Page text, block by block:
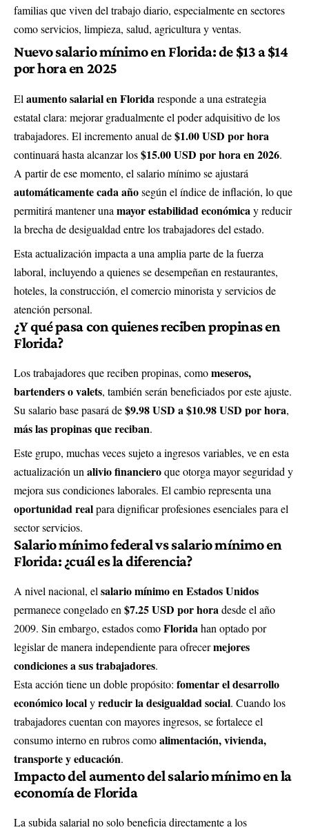
familias que viven del trabajo diario, especialmente en sectores
como servicios, limpieza, salud, agricultura y ventas.
Nuevo salario mínimo en Florida: de $13 a $14
por hora en 2025
El aumento salarial en Florida responde a una estrategia
estatal clara: mejorar gradualmente el poder adquisitivo de los
trabajadores. El incremento anual de$1.00 USD por hora
continuará hasta alcanzar los$15.00 USD por hora en 2026.
A partir de ese momento, el salario mínimo se ajustará
automáticamente cada añosegún el índice de inflación, lo que
permitirá mantener una mayor estabilidad económica y reducir
la brecha de desigualdad entre los trabajadores del estado.
Esta actualización impacta a una amplia parte de la fuerza
laboral, incluyendo a quienes se desempeñan en restaurantes,
hoteles, la construcción, el comercio minorista y servicios de
atención personal.
¿Y qué pasa con quienes reciben propinas en
Florida?
Los trabajadores que reciben propinas, comomeseros,
bartenders o valets, también serán beneficiados por este ajuste.
Su salario base pasará de$9.98 USD a $10.98 USD por hora,
más las propinas que reciban.
Este grupo, muchas veces sujeto a ingresos variables, ve en esta
actualización un alivio financieroque otorga mayor seguridad y
mejora sus condiciones laborales. El cambio representa una
oportunidad realpara dignificar profesiones esenciales para el
sector servicios.
Salario mínimo federal vs salario mínimo en
Florida: ¿cuál es la diferencia?
A nivel nacional, el salario mínimo en Estados Unidos
permanece congelado en $7.25 USD por horadesde el año
2009. Sin embargo, estados comoFloridahan optado por
legislar de manera independiente para ofrecermejores
condiciones a sus trabajadores.
Esta acción tiene un doble propósito: fomentar el desarrollo
económico localyreducir la desigualdad social. Cuando los
trabajadores cuentan con mayores ingresos, se fortalece el
consumo interno en rubros comoalimentación, vivienda,
transporte y educación.
Impacto del aumento del salario mínimo en la
economía de Florida
La subida salarial no solo beneficia directamente a los